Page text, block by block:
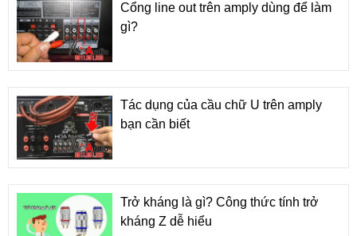
Cổng line out trên amply dùng để làm
gì?
Tác dụng của cầu chữ U trên amply
bạn cần biết
Trở kháng là gì? Công thức tính trở
kháng Z dễ hiểu